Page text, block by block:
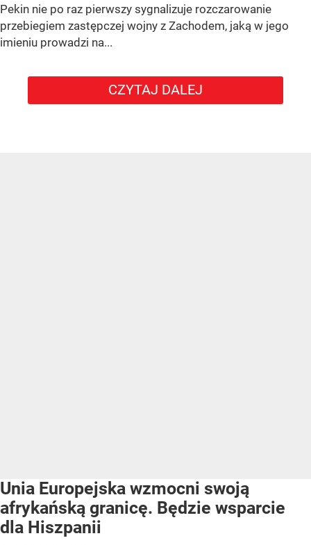
Pekin nie po raz pierwszy sygnalizuje rozczarowanie
przebiegiem zastępczej wojny z Zachodem, jaką w jego
imieniu prowadzi na...
CZYTAJ DALEJ
Unia Europejska wzmocni swoją
afrykańską granicę. Będzie wsparcie
dla Hiszpanii